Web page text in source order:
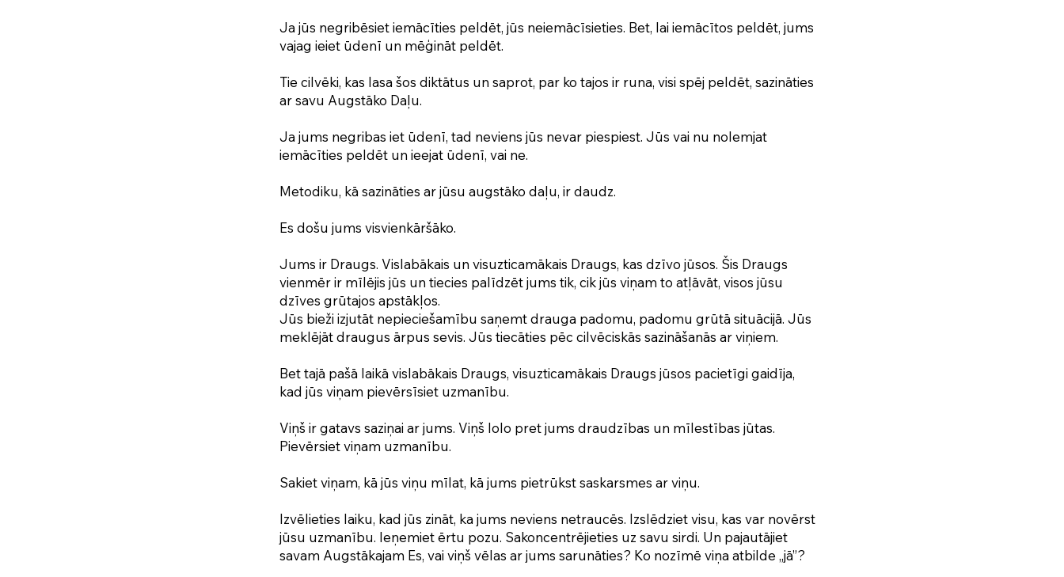
Ja jūs negribēsiet iemācīties peldēt, jūs neiemācīsieties. Bet, lai iemācītos peldēt, jums
vajag ieiet ūdenī un mēģināt peldēt.
Tie cilvēki, kas lasa šos diktātus un saprot, par ko tajos ir runa, visi spēj peldēt, sazināties
ar savu Augstāko Daļu.
Ja jums negribas iet ūdenī, tad neviens jūs nevar piespiest. Jūs vai nu nolemjat
iemācīties peldēt un ieejat ūdenī, vai ne.
Metodiku, kā sazināties ar jūsu augstāko daļu, ir daudz.
Es došu jums visvienkāršāko.
Jums ir Draugs. Vislabākais un visuzticamākais Draugs, kas dzīvo jūsos. Šis Draugs
vienmēr ir mīlējis jūs un tiecies palīdzēt jums tik, cik jūs viņam to atļāvāt, visos jūsu
dzīves grūtajos apstākļos.
Jūs bieži izjutāt nepieciešamību saņemt drauga padomu, padomu grūtā situācijā. Jūs
meklējāt draugus ārpus sevis. Jūs tiecāties pēc cilvēciskās sazināšanās ar viņiem.
Bet tajā pašā laikā vislabākais Draugs, visuzticamākais Draugs jūsos pacietīgi gaidīja,
kad jūs viņam pievērsīsiet uzmanību.
Viņš ir gatavs saziņai ar jums. Viņš lolo pret jums draudzības un mīlestības jūtas.
Pievērsiet viņam uzmanību.
Sakiet viņam, kā jūs viņu mīlat, kā jums pietrūkst saskarsmes ar viņu.
Izvēlieties laiku, kad jūs zināt, ka jums neviens netraucēs. Izslēdziet visu, kas var novērst
jūsu uzmanību. Ieņemiet ērtu pozu. Sakoncentrējieties uz savu sirdi. Un pajautājiet
savam Augstākajam Es, vai viņš vēlas ar jums sarunāties? Ko nozīmē viņa atbilde „jā”?